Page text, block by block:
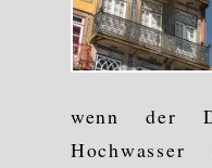
wenn der